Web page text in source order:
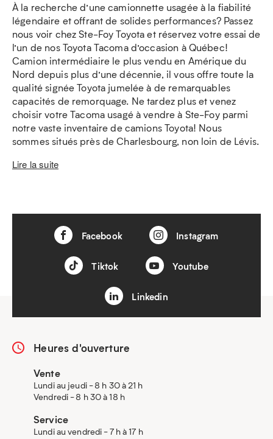
À la recherche d’une camionnette usagée à la fiabilité
légendaire et offrant de solides performances? Passez
nous voir chez Ste-Foy Toyota et réservez votre essai de
l’un de nos Toyota Tacoma d’occasion à Québec!
Camion intermédiaire le plus vendu en Amérique du
Nord depuis plus d’une décennie, il vous offre toute la
qualité signée Toyota jumelée à de remarquables
capacités de remorquage. Ne tardez plus et venez
choisir votre Tacoma usagé à vendre à Ste-Foy parmi
notre vaste inventaire de camions Toyota! Nous
sommes situés près de Charlesbourg, non loin de Lévis.
Lire la suite
Facebook Instagram
Tiktok Youtube
Linkedin
Heures d'ouverture
Vente
Lundi au jeudi - 8 h 30 à 21 h
Vendredi - 8 h 30 à 18 h
Service
Lundi au vendredi - 7 h à 17 h